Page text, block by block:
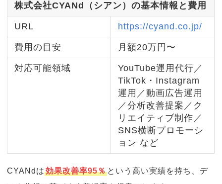
株式会社CYANd（シアン）の基本情報と費用
URL https://cyand.co.jp/
費用の目安 月額20万円〜
対応可能領域
YouTube運用代行／
TikTok・Instagram
運用／動画広告運用
／分析改善提案／ク
リエイティブ制作／
SNS横断プロモーシ
ョン など
CYANdは効果改善率95％ という高い実績を持ち、デ